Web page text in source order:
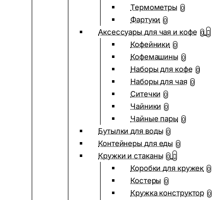
Термометры 0
Фартуки 0
Аксессуары для чая и кофе 0
Кофейники 0
Кофемашины 0
Наборы для кофе 0
Наборы для чая 0
Ситечки 0
Чайники 0
Чайные пары 0
Бутылки для воды 0
Контейнеры для еды 0
Кружки и стаканы 0
Коробки для кружек 0
Костеры 0
Кружка конструктор 0